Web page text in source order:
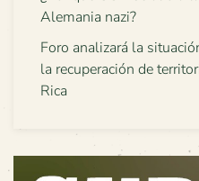
Alemania nazi?
Foro analizará la
la recuperación de
Rica